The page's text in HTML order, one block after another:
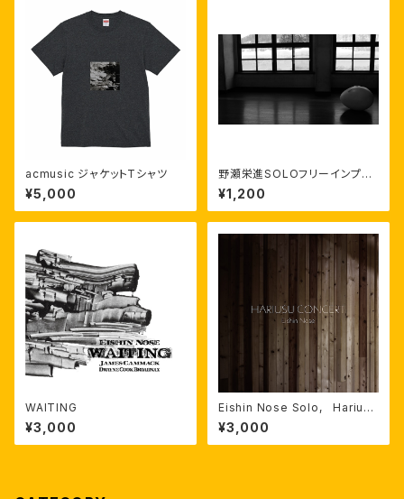
acmusic ジャケットTシャツ
¥5,000
野瀬栄進SOLOフリーインプロ
ビゼーション 2021.2.14 美唄
アルテピアッツァ
¥1,200
WAITING
¥3,000
Eishin Nose Solo, Hariusu
Concert
¥3,000